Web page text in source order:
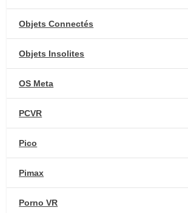
Objets Connectés
Objets Insolites
OS Meta
PCVR
Pico
Pimax
Porno VR